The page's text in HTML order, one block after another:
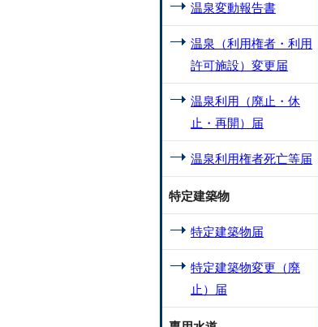
温泉変動報告書
温泉（利用権者・利用
許可施設）変更届
温泉利用（廃止・休
止・再開）届
温泉利用権者死亡等届
特定建築物
特定建築物届
特定建築物変更（廃
止）届